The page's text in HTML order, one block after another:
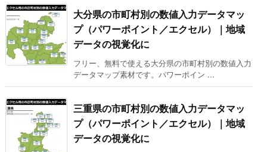
大分県の市町村別の数値入力データマッ
プ（パワーポイント／エクセル）｜地域
データの視覚化に
フリー、無料で使える大分県の市町村別の数値入力
データマップ素材です。パワーポイン ...
三重県の市町村別の数値入力データマッ
プ（パワーポイント／エクセル）｜地域
データの視覚化に